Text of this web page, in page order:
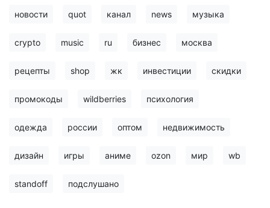
новости quot канал news музыка
crypto music ru бизнес москва
рецепты shop жк инвестиции скидки
промокоды wildberries психология
одежда россии оптом недвижимость
дизайн игры аниме ozon мир wb
standoff подслушано